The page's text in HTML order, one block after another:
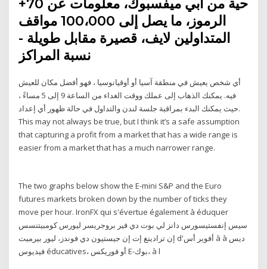
حية من أبي ميفسبوك، معلومات عن 70+
الرموز، ما يصل إلى 100،000 مواقف
المتداولين لايف، قصيرة مقابل طويلة -
نسبة المراكز
أي شخص يعيش في منطقة آسيا أو أوقيانوسيا ، فهو أفضل مكان للعيش
فيه. يمكنك الذهاب إلى عملك ووقت الغداء من الساعة 9 إلى 5 مساءً ،
حيث يمكنك البدء بمراقبة جلسة لندن والتداول في حالة ظهور أي إعداد.
This may not always be true, but I think it’s a safe assumption
that capturing a profit from a market that has a wide range is
easier from a market that has a much narrower range.
The two graphs below show the E-mini S&P and the Euro
futures markets broken down by the number of ticks they
move per hour. IronFX qui s'évertue également à éduquer
سيس إنفستيسورس دانز لي بوت دي فير بروجريسر ليورس كومبيتنسس
إن ترادينغ إت إن جيستيون دي فوندز، ليور بيرميت d'أفوير أس à à ديس
فيديوس éducatives، أو فوريكس E-بوك، à l